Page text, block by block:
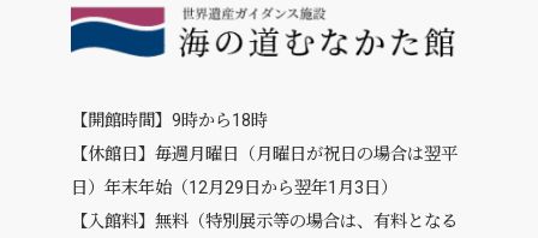
【開館時間】9時から18時
【休館日】毎週月曜日（月曜日が祝日の場合は翌平
日）年末年始（12月29日から翌年1月3日）
【入館料】無料（特別展示等の場合は、有料となる